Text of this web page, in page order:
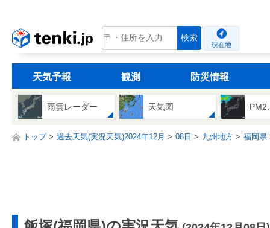
tenki.jp 検索
現在地
天気予報 観測 防災情報
雨雲レーダー 天気図
トップ 過去天気(実況天気)2024年12月 08日 九州地方 福岡県